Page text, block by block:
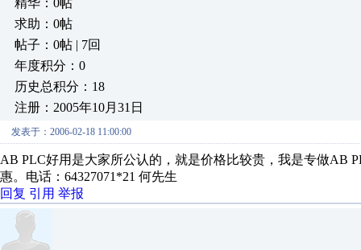
精华：0帖
求助：0帖
帖子：0帖 | 7回
年度积分：0
历史总积分：18
注册：2005年10月31日
发表于：2006-02-18 11:00:00
AB PLC好用是大家所公认的，就是价格比较贵，我是专做AB
惠。电话：64327071*21 何先生
回复 引用 举报